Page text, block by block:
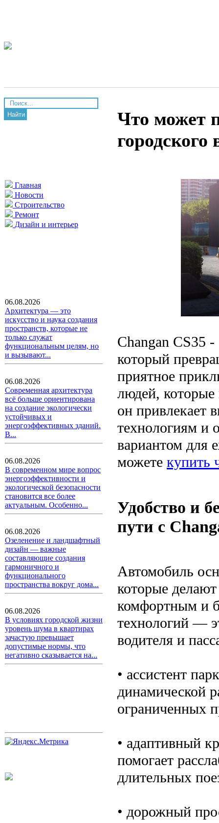
Найти
Главная
Новости
Строительство
Ремонт
Дизайн и интерьер
06.08.2026
Архитектура — это
искусство и наука создания
пространств, которые не
только служат
функциональным целям, но
и вызывают...
06.08.2026
Современная архитектура
всё больше ориентирована
на создание экологически
устойчивых и
энергоэффективных зданий.
В...
06.08.2026
В современном мире вопрос
энергоэффективности и
экологической безопасности
становится все более
актуальным. Особенно...
06.08.2026
Озеленение и ландшафтный
дизайн — важные
составляющие создания
гармоничного и
функционального
пространства вокруг дома...
06.08.2026
В условиях городской жизни
уровень шума в квартирах
зачастую превышает
допустимые нормы, что
негативно сказывается на...
Что может
городского
Changan CS35 -
который
приятное
людей, которые
он привлекает
технологиям и
вариантом для
можете купить
Удобство и
пути с
Автомобиль
которые
комфортным и
технологий —
водителя и
• ассистент
динамической
ограниченных
• адаптивный
помогает
длительных
• дорожный